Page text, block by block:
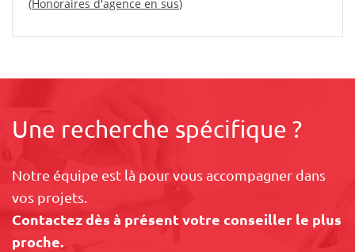
(Honoraires d'agence en sus)
Une recherche spécifique ?
Notre équipe est là pour vous accompagner dans
vos projets.
Contactez dès à présent votre conseiller le plus
proche.